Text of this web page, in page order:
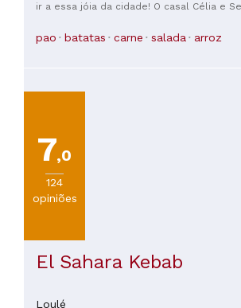
ir a essa jóia da cidade! O casal Célia e
Porto e servem Comida sírio-libanesa
cheia de afeto, com muito cuidado com
pao batatas carne salada arroz
7,0
124
opiniões
El Sahara Kebab
Loulé